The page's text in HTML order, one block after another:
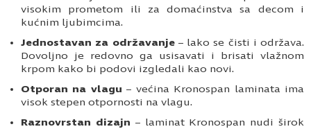
visokim prometom ili za domaćinstva sa decom i
kućnim ljubimcima.
Jednostavan za održavanje– lako se čisti i održava.
Dovoljno je redovno ga usisavati i brisati vlažnom
krpom kako bi podovi izgledali kao novi.
Otporan na vlagu – većina Kronospan laminata ima
visok stepen otpornosti na vlagu.
Raznovrstan dizajn – laminat Kronospan nudi širok